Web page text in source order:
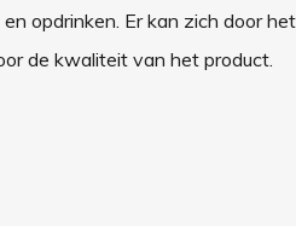
opdrinken. Er kan zich door
de kwaliteit van het product.